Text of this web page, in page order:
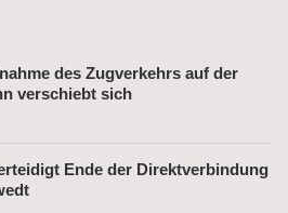
des Zugverkehrs auf der
verschiebt sich
Ende der Direktverbindung